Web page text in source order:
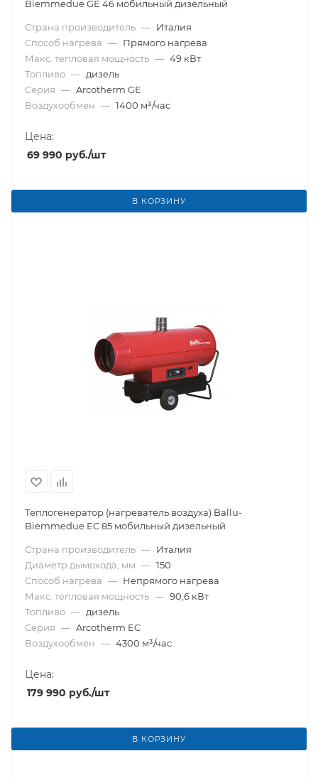
Biemmedue GE 46 мобильный дизельный
Страна производитель — Италия
Способ нагрева — Прямого нагрева
Макс. тепловая мощность — 49 кВт
Топливо — дизель
Серия — Arcotherm GE
Воздухообмен — 1400 м³/час
Цена:
69 990 руб./шт
В КОРЗИНУ
Теплогенератор (нагреватель воздуха) Ballu-
Biemmedue EC 85 мобильный дизельный
Страна производитель — Италия
Диаметр дымохода, мм — 150
Способ нагрева — Непрямого нагрева
Макс. тепловая мощность — 90,6 кВт
Топливо — дизель
Серия — Arcotherm EC
Воздухообмен — 4300 м³/час
Цена:
179 990 руб./шт
В КОРЗИНУ